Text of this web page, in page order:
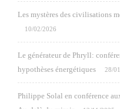
Les mystères des civilisations
10/02/2026
Le générateur de Phryll:
hypothèses énergétiques
28/
Philippe Solal en conférence